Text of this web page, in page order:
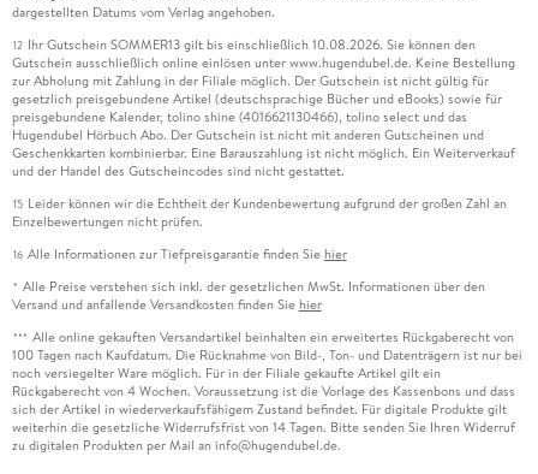
dargestellten Datums vom Verlag angehoben.
12 Ihr Gutschein SOMMER13 gilt bis einschließlich 10.08.2026. Sie können den
Gutschein ausschließlich online einlösen unter www.hugendubel.de. Keine Bestellung
zur Abholung mit Zahlung in der Filiale möglich. Der Gutschein ist nicht gültig für
gesetzlich preisgebundene Artikel (deutschsprachige Bücher und eBooks) sowie für
preisgebundene Kalender, tolino shine (4016621130466), tolino select und das
Hugendubel Hörbuch Abo. Der Gutschein ist nicht mit anderen Gutscheinen und
Geschenkkarten kombinierbar. Eine Barauszahlung ist nicht möglich. Ein Weiterverkauf
und der Handel des Gutscheincodes sind nicht gestattet.
15 Leider können wir die Echtheit der Kundenbewertung aufgrund der großen Zahl an
Einzelbewertungen nicht prüfen.
16 Alle Informationen zur Tiefpreisgarantie finden Sie hier
* Alle Preise verstehen sich inkl. der gesetzlichen MwSt. Informationen über den
Versand und anfallende Versandkosten finden Sie hier
*** Alle online gekauften Versandartikel beinhalten ein erweitertes Rückgaberecht von
100 Tagen nach Kaufdatum. Die Rücknahme von Bild-, Ton- und Datenträgern ist nur bei
noch versiegelter Ware möglich. Für in der Filiale gekaufte Artikel gilt ein
Rückgaberecht von 4 Wochen. Voraussetzung ist die Vorlage des Kassenbons und dass
sich der Artikel in wiederverkaufsfähigem Zustand befindet. Für digitale Produkte gilt
weiterhin die gesetzliche Widerrufsfrist von 14 Tagen. Bitte senden Sie Ihren Widerruf
zu digitalen Produkten per Mail an info@hugendubel.de.